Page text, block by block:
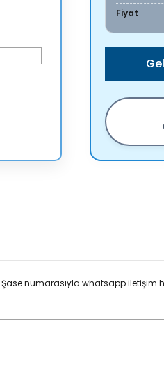
Fiyat
Şase numarasıyla whatsapp